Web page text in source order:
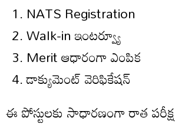
NATS Registration
Walk-in ఇంటర్వ్యూ
Merit ఆధారంగా ఎంపిక
డాక్యుమెంట్ వెరిఫికేషన్
ఈ పోస్టులకు సాధారణంగా రాత